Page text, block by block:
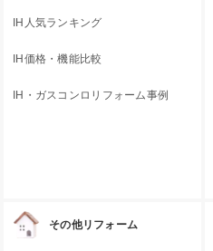
IH人気ランキング
IH価格・機能比較
IH・ガスコンロリフォーム事例
その他リフォーム